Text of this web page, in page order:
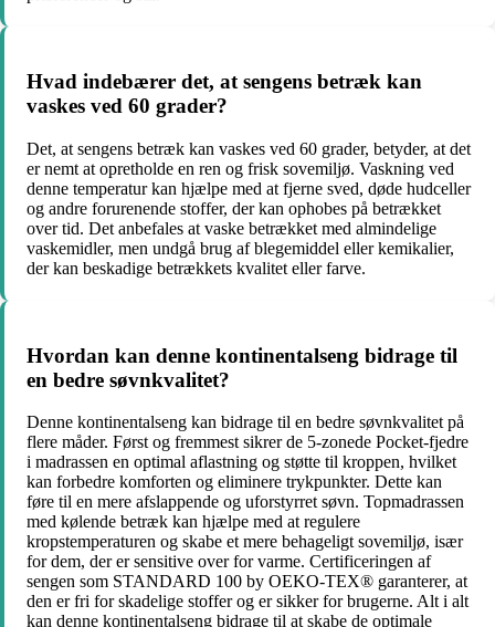
Hvad indebærer det, at sengens betræk kan
vaskes ved 60 grader?
Det, at sengens betræk kan vaskes ved 60 grader, betyder, at det
er nemt at opretholde en ren og frisk sovemiljø. Vaskning ved
denne temperatur kan hjælpe med at fjerne sved, døde hudceller
og andre forurenende stoffer, der kan ophobes på betrækket
over tid. Det anbefales at vaske betrækket med almindelige
vaskemidler, men undgå brug af blegemiddel eller kemikalier,
der kan beskadige betrækkets kvalitet eller farve.
Hvordan kan denne kontinentalseng bidrage til
en bedre søvnkvalitet?
Denne kontinentalseng kan bidrage til en bedre søvnkvalitet på
flere måder. Først og fremmest sikrer de 5-zonede Pocket-fjedre
i madrassen en optimal aflastning og støtte til kroppen, hvilket
kan forbedre komforten og eliminere trykpunkter. Dette kan
føre til en mere afslappende og uforstyrret søvn. Topmadrassen
med kølende betræk kan hjælpe med at regulere
kropstemperaturen og skabe et mere behageligt sovemiljø, især
for dem, der er sensitive over for varme. Certificeringen af ​​
sengen som STANDARD 100 by OEKO-TEX® garanterer, at
den er fri for skadelige stoffer og er sikker for brugerne. Alt i alt
kan denne kontinentalseng bidrage til at skabe de optimale